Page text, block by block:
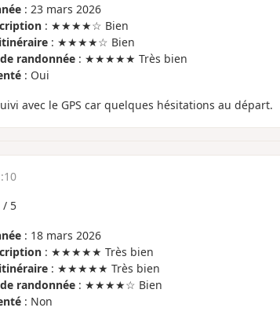
: 23 mars 2026
: ★★★★☆ Bien
: ★★★★☆ Bien
randonnée: ★★★★★ Très bien
: Oui
avec le GPS car quelques hésitations au départ.
/ 5
: 18 mars 2026
: ★★★★★ Très bien
: ★★★★★ Très bien
randonnée: ★★★★☆ Bien
: Non